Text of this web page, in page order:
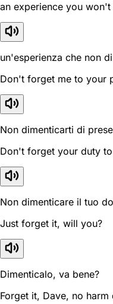
an experience you
un'esperienza che non
Don't forget me to your
Non dimenticarti di
Don't forget your duty
Non dimenticare il tuo
Just forget it, will you?
Dimenticalo, va bene?
Forget it, Dave, no harm